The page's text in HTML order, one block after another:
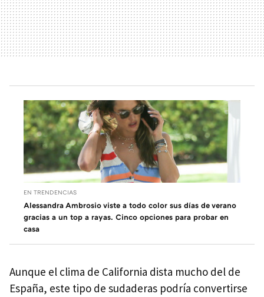
EN TRENDENCIAS
Alessandra Ambrosio viste a todo color sus días de verano
gracias a un top a rayas. Cinco opciones para probar en
casa
Aunque el clima de California dista mucho del de
España, este tipo de sudaderas podría convertirse